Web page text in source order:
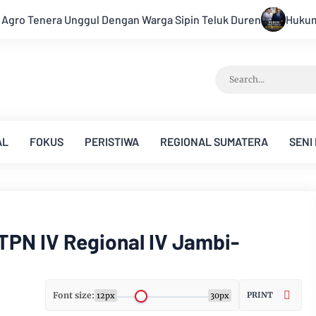
Teluk Duren Hukum Tidak Tunduk pada Persepsi: Kritik
FOKUS PERISTIWA REGIONAL SUMATERA SENI
IV Regional IV Jambi-
Font size: 12px 30px PRINT